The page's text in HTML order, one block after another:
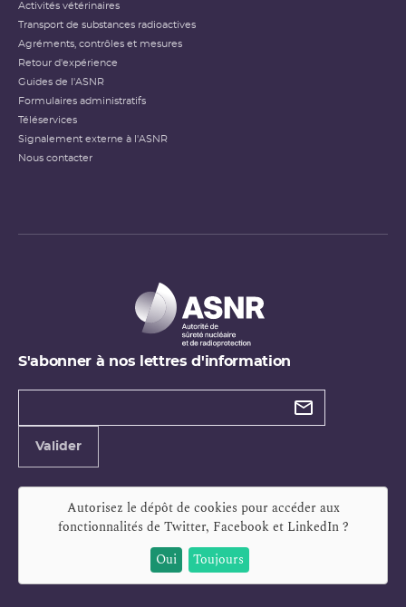
Activités vétérinaires
Transport de substances radioactives
Agréments, contrôles et mesures
Retour d'expérience
Guides de l'ASNR
Formulaires administratifs
Téléservices
Signalement externe à l'ASNR
Nous contacter
S'abonner à nos lettres d'information
Types de
Valider
Autorisez le dépôt de cookies pour accéder aux
fonctionnalités de Twitter, Facebook et LinkedIn?
Oui
Toujours